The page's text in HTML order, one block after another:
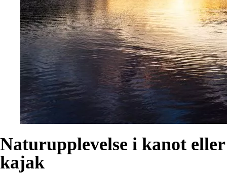
Naturupplevelse i kanot eller
kajak